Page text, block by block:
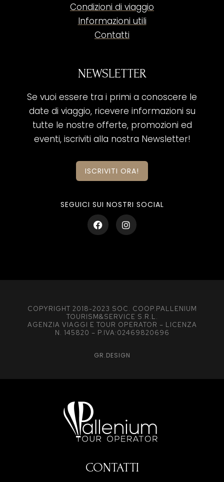
Condizioni di viaggio
Informazioni utili
Contatti
NEWSLETTER
Se vuoi essere tra i primi a conoscere le
date di viaggio, ricevere informazioni su
tutte le nostre offerte, promozioni ed
eventi, iscriviti alla nostra Newsletter!
ISCRIVITI ORA!
SEGUICI SUI NOSTRI SOCIAL
COPYRIGHT 2018-2023 SOC. COOP.PALLENIUM
TOURISM&SERVICE S.R.L.
AGENZIA VIAGGI E TOUR OPERATOR – LICENZA
N. 145820 – P.IVA:02469820696
GR.DESIGN
CONTATTI